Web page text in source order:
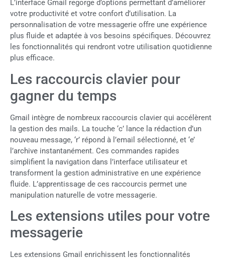
L’interface Gmail regorge d’options permettant d’améliorer
votre productivité et votre confort d’utilisation. La
personnalisation de votre messagerie offre une expérience
plus fluide et adaptée à vos besoins spécifiques. Découvrez
les fonctionnalités qui rendront votre utilisation quotidienne
plus efficace.
Les raccourcis clavier pour
gagner du temps
Gmail intègre de nombreux raccourcis clavier qui accélèrent
la gestion des mails. La touche ‘c’ lance la rédaction d’un
nouveau message, ‘r’ répond à l’email sélectionné, et ‘e’
l’archive instantanément. Ces commandes rapides
simplifient la navigation dans l’interface utilisateur et
transforment la gestion administrative en une expérience
fluide. L’apprentissage de ces raccourcis permet une
manipulation naturelle de votre messagerie.
Les extensions utiles pour votre
messagerie
Les extensions Gmail enrichissent les fonctionnalités